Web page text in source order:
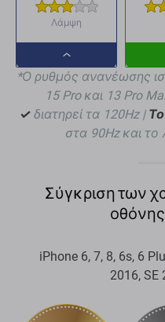
Λάμψη
Dropdown
button
*Ο ρυθμός ανανέωσης
15 Pro και 13 Pro
✓ διατηρεί τα 120Hz |
στα 90Hz και το
Σύγκριση των
iPhone 6, 7, 8, 6s, 6
2016, SE